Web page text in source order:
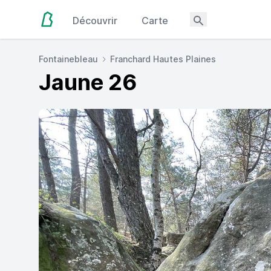
Découvrir Carte
Fontainebleau Franchard Hautes Plaines
Jaune 26